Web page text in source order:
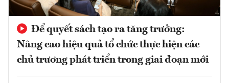
Để quyết sách tạo ra tăng trưởng:
Nâng cao hiệu quả tổ chức thực hiện các
chủ trương phát triển trong giai đoạn mới